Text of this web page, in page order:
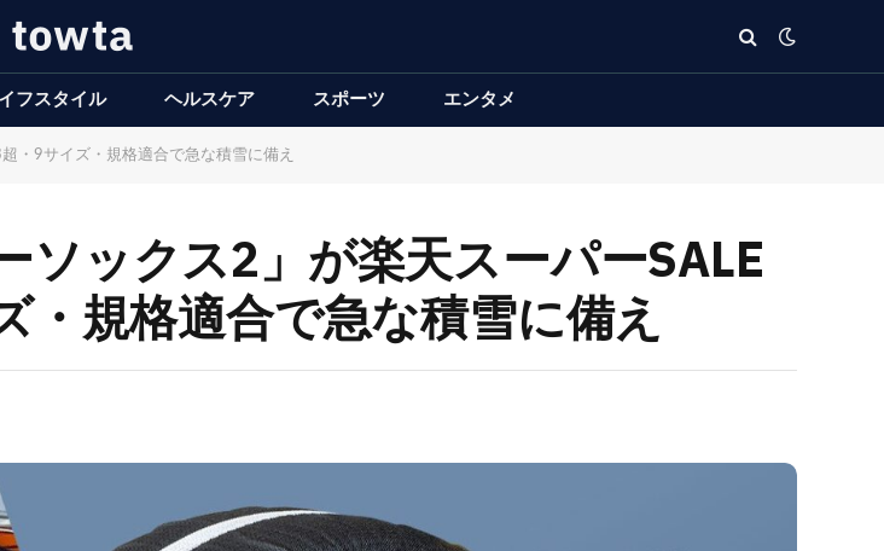
フスタイル ヘルスケア スポーツ エンタメ
・9サイズ・規格適合で急な積雪に備え
ソックス2」が楽天スーパーSALE
規格適合で急な積雪に備え